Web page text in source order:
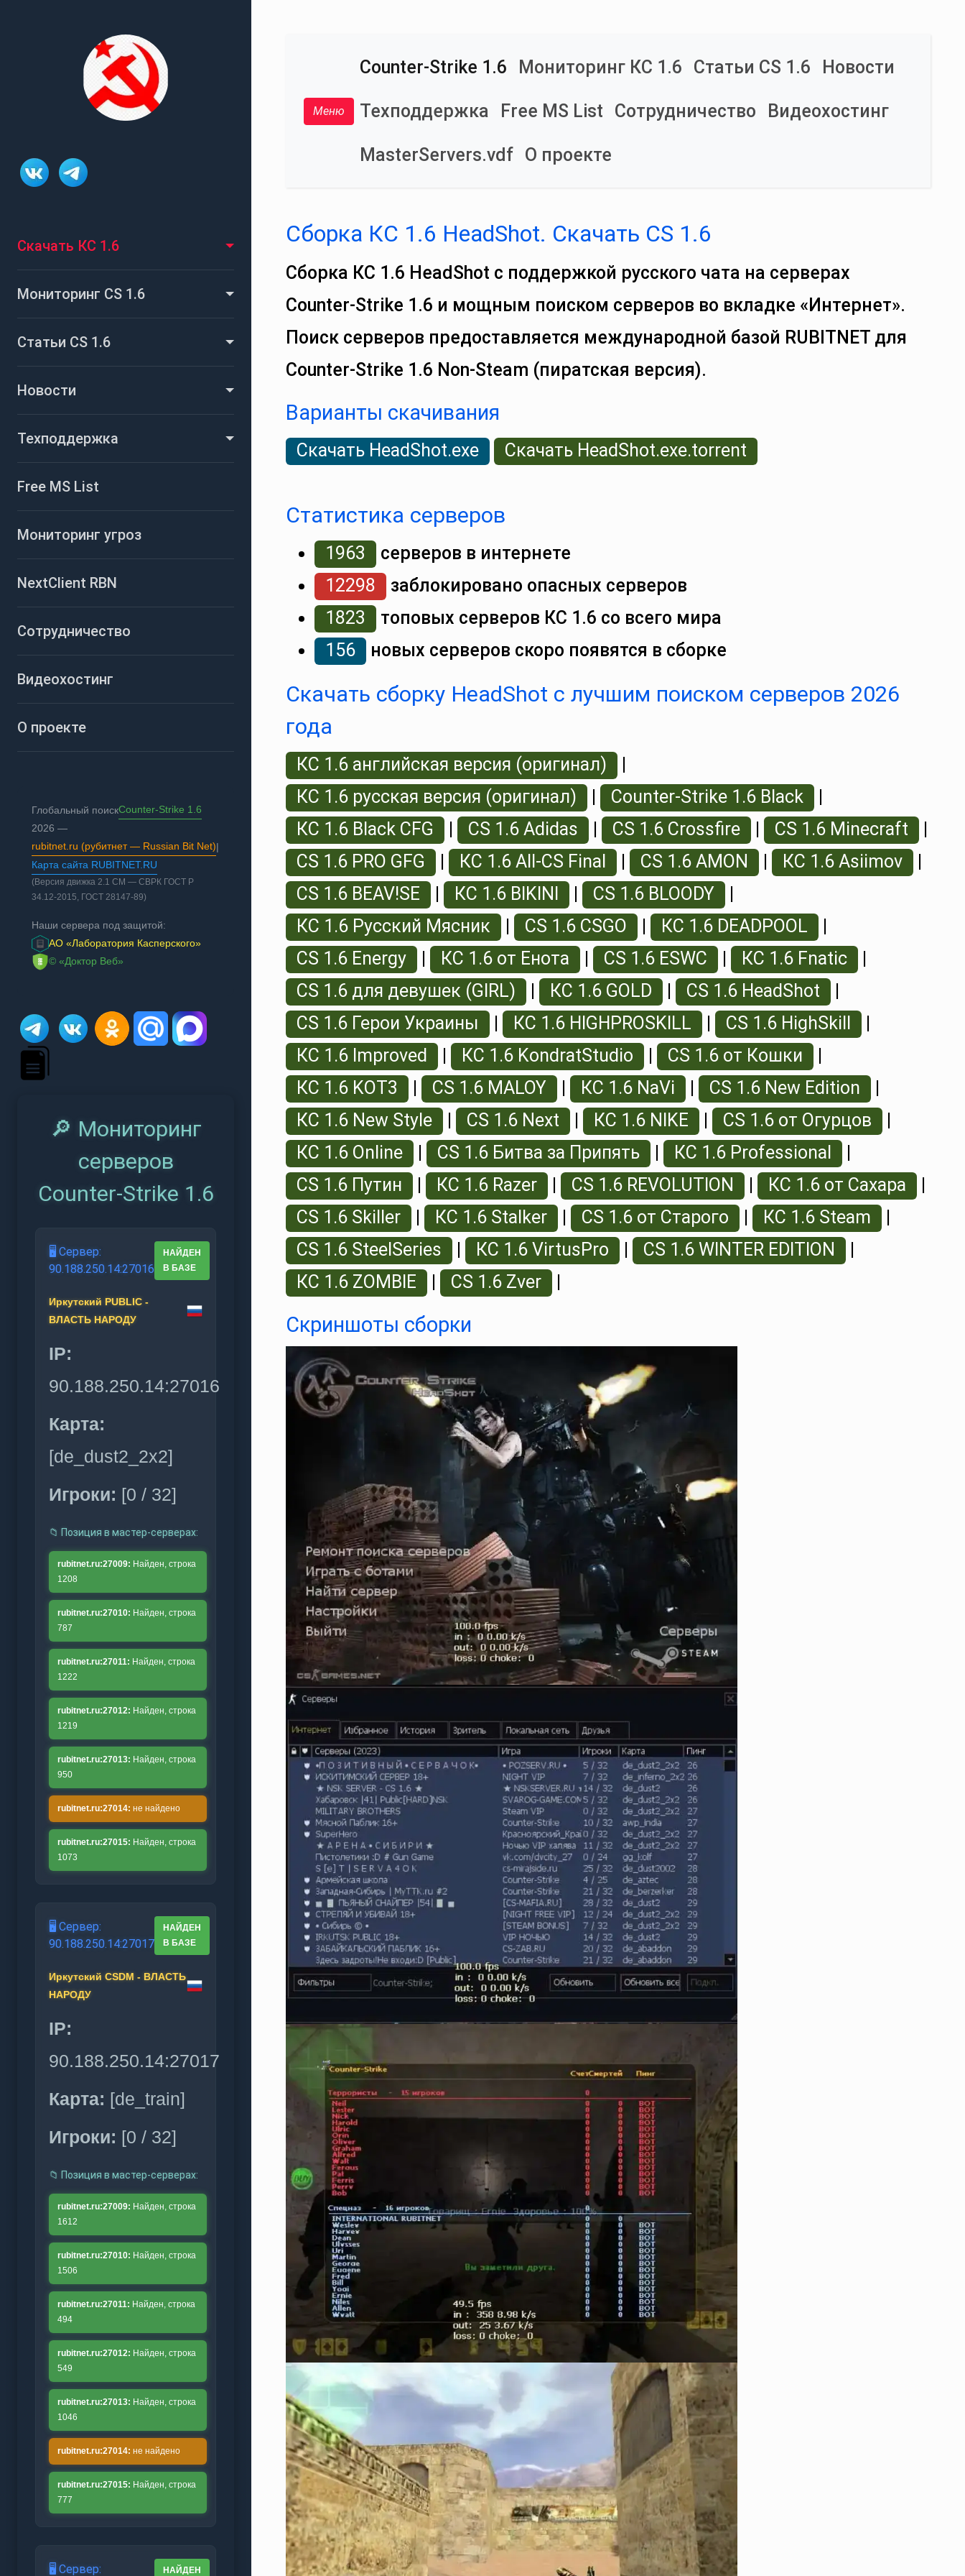
Скачать КС 1.6
Мониторинг CS 1.6
Статьи CS 1.6
Новости
Техподдержка
Free MS List
Мониторинг угроз
NextClient RBN
Сотрудничество
Видеохостинг
О проекте
Глобальный поискCounter-Strike 1.6
2026 —
rubitnet.ru (рубитнет — Russian Bit Net)|
Карта сайта RUBITNET.RU
(Версия движка 2.1 СМ — СВРК ГОСТ Р
34.12-2015, ГОСТ 28147-89)
Наши сервера под защитой:
АО «Лаборатория Касперского»
© «Доктор Веб»
🔎 Мониторинг
серверов
Counter-Strike 1.6
🖥️ Сервер:
90.188.250.14:27016
НАЙДЕН
В БАЗЕ
Иркутский PUBLIC -
ВЛАСТЬ НАРОДУ
IP:
90.188.250.14:27016
Карта:
[de_dust2_2x2]
Игроки: [0 / 32]
📁 Позиция в мастер‑серверах:
rubitnet.ru:27009: Найден, строка
1208
rubitnet.ru:27010: Найден, строка
787
rubitnet.ru:27011: Найден, строка
1222
rubitnet.ru:27012: Найден, строка
1219
rubitnet.ru:27013: Найден, строка
950
rubitnet.ru:27014: не найдено
rubitnet.ru:27015: Найден, строка
1073
🖥️ Сервер:
90.188.250.14:27017
НАЙДЕН
В БАЗЕ
Иркутский CSDM - ВЛАСТЬ
НАРОДУ
IP:
90.188.250.14:27017
Карта: [de_train]
Игроки: [0 / 32]
📁 Позиция в мастер‑серверах:
rubitnet.ru:27009: Найден, строка
1612
rubitnet.ru:27010: Найден, строка
1506
rubitnet.ru:27011: Найден, строка
494
rubitnet.ru:27012: Найден, строка
549
rubitnet.ru:27013: Найден, строка
1046
rubitnet.ru:27014: не найдено
rubitnet.ru:27015: Найден, строка
777
🖥️ Сервер: НАЙДЕН
Меню
Переключение меню
Counter-Strike 1.6 Мониторинг КС 1.6 Статьи CS 1.6 Новости
Техподдержка Free MS List Сотрудничество Видеохостинг
MasterServers.vdf О проекте
Сборка КС 1.6 HeadShot. Скачать CS 1.6
Сборка КС 1.6 HeadShot с поддержкой русского чата на серверах
Counter‑Strike 1.6 и мощным поиском серверов во вкладке «Интернет».
Поиск серверов предоставляется международной базой RUBITNET для
Counter‑Strike 1.6 Non‑Steam (пиратская версия).
Варианты скачивания
Скачать HeadShot.exe Скачать HeadShot.exe.torrent
Статистика серверов
1963
серверов в интернете
12298
заблокировано опасных серверов
1823
топовых серверов КС 1.6 со всего мира
156
новых серверов скоро появятся в сборке
Скачать сборку HeadShot с лучшим поиском серверов 2026
года
КС 1.6 английская версия (оригинал)
КС 1.6 русская версия (оригинал)
Counter-Strike 1.6 Black
КС 1.6 Black CFG
CS 1.6 Adidas CS 1.6 Crossfire CS 1.6 Minecraft
CS 1.6 PRO GFG
КС 1.6 All-CS Final CS 1.6 AMON КС 1.6 Asiimov
CS 1.6 BEAV!SE
КС 1.6 BIKINI CS 1.6 BLOODY
КС 1.6 Русский Мясник
CS 1.6 CSGO КС 1.6 DEADPOOL
CS 1.6 Energy
КС 1.6 от Енота CS 1.6 ESWC КС 1.6 Fnatic
CS 1.6 для девушек (GIRL)
КС 1.6 GOLD CS 1.6 HeadShot
CS 1.6 Герои Украины
КС 1.6 HIGHPROSKILL CS 1.6 HighSkill
КС 1.6 Improved
КС 1.6 KondratStudio CS 1.6 от Кошки
КС 1.6 KOT3
CS 1.6 MALOY КС 1.6 NaVi CS 1.6 New Edition
КС 1.6 New Style
CS 1.6 Next КС 1.6 NIKE CS 1.6 от Огурцов
КС 1.6 Online
CS 1.6 Битва за Припять КС 1.6 Professional
CS 1.6 Путин
КС 1.6 Razer CS 1.6 REVOLUTION КС 1.6 от Сахара
CS 1.6 Skiller
КС 1.6 Stalker CS 1.6 от Старого КС 1.6 Steam
CS 1.6 SteelSeries
КС 1.6 VirtusPro CS 1.6 WINTER EDITION
КС 1.6 ZOMBIE
CS 1.6 Zver
Скриншоты сборки